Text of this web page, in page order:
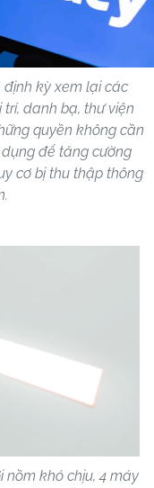
định kỳ xem lại các
danh bạ, thư viện
quyền không cần
để tăng cường
cơ bị thu thập thông
nồm khó chịu, 4 máy